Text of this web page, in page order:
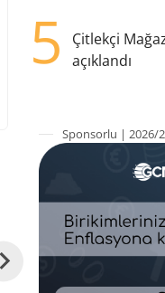
5
Çitlekçi
açıklandı
Sponsorlu | 2026/